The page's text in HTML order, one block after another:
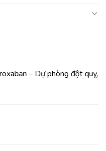
– Dự phòng đột quỵ,